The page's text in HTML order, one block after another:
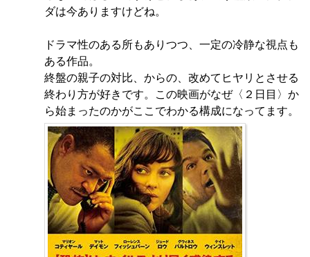
ダは今ありますけどね。
ドラマ性のある所もありつつ、一定の冷静な視点も
ある作品。
終盤の親子の対比、からの、改めてヒヤリとさせる
終わり方が好きです。この映画がなぜ〈２日目〉か
ら始まったのかがここでわかる構成になってます。